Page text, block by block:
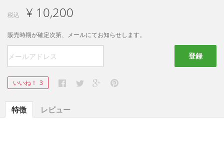
税込 ¥ 10,200
販売時期が確定次第、メールにてお知らせします。
登録
いいね！ 3
特徴 レビュー